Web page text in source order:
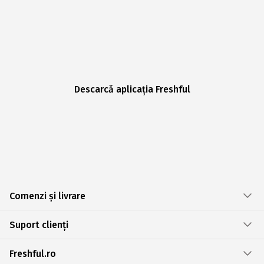
Descarcă aplicația Freshful
Comenzi și livrare
Suport clienți
Freshful.ro